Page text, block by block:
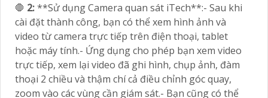
🛑 2:**Sử dụng Camera quan sát iTech**:- Sau khi
cài đặt thành công, bạn có thể xem hình ảnh và
video từ camera trực tiếp trên điện thoại, tablet
hoặc máy tính.- Ứng dụng cho phép bạn xem video
trực tiếp, xem lại video đã ghi hình, chụp ảnh, đàm
thoại 2 chiều và thậm chí cả điều chỉnh góc quay,
zoom vào các vùng cần giám sát.- Bạn cũng có thể